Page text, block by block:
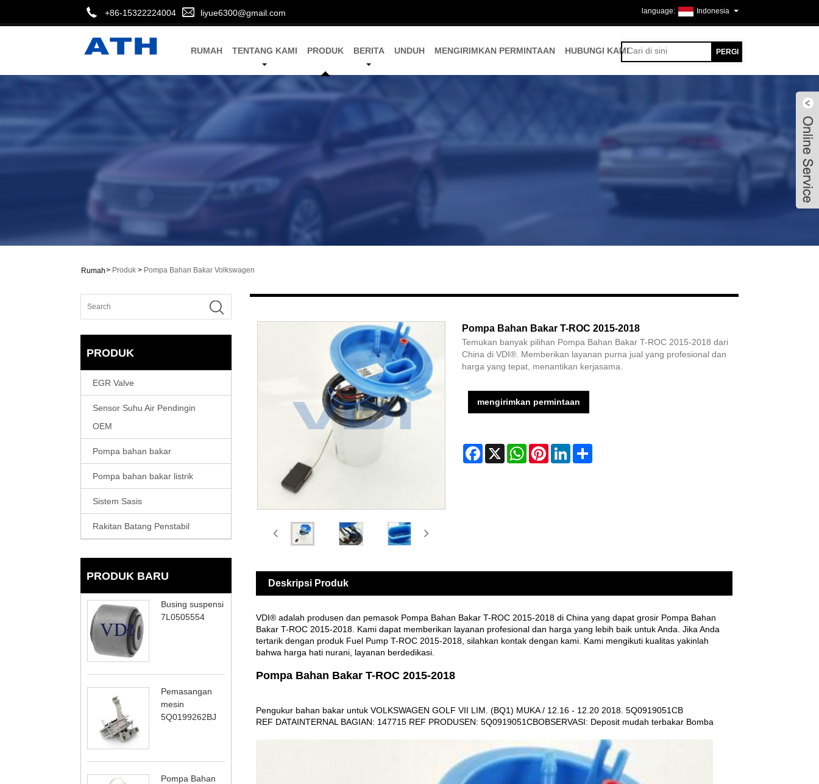
+86-15322224004 liyue6300@gmail.com Indonesia
RUMAH TENTANG KAMI PRODUK BERITA UNDUH MENGIRIMKAN PERMINTAAN HUBUNGI KAMI
Rumah> Produk > Pompa Bahan Bakar Volkswagen
PRODUK
EGR Valve
Sensor Suhu Air Pendingin
OEM
Pompa bahan bakar
Pompa bahan bakar listrik
Sistem Sasis
Rakitan Batang Penstabil
PRODUK BARU
Busing suspensi
7L0505554
Pemasangan
mesin
5Q0199262BJ
Pompa Bahan
Pompa Bahan Bakar T-ROC 2015-2018
Temukan banyak pilihan Pompa Bahan Bakar T-ROC 2015-2018 dari
China di VDI®. Memberikan layanan purna jual yang profesional dan
harga yang tepat, menantikan kerjasama.
mengirimkan permintaan
Facebook
X WhatsAppPinterestLinkedInShare
Deskripsi Produk
VDI® adalah produsen dan pemasok Pompa Bahan Bakar T-ROC 2015-2018 di China yang dapat grosir Pompa Bahan
Bakar T-ROC 2015-2018. Kami dapat memberikan layanan profesional dan harga yang lebih baik untuk Anda. Jika Anda
tertarik dengan produk Fuel Pump T-ROC 2015-2018, silahkan kontak dengan kami. Kami mengikuti kualitas yakinlah
bahwa harga hati nurani, layanan berdedikasi.
Pompa Bahan Bakar T-ROC 2015-2018
Pengukur bahan bakar untuk VOLKSWAGEN GOLF VII LIM. (BQ1) MUKA / 12.16 - 12.20 2018. 5Q0919051CB
REF DATAINTERNAL BAGIAN: 147715 REF PRODUSEN: 5Q0919051CBOBSERVASI: Deposit mudah terbakar Bomba